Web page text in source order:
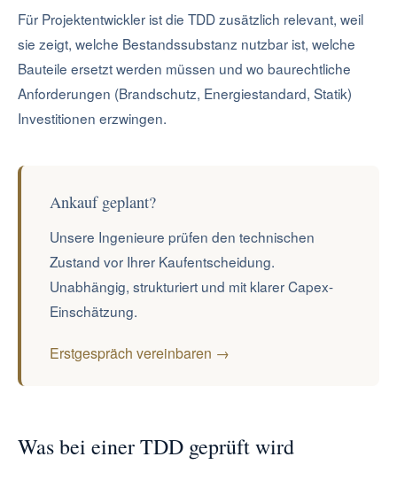
Für Projektentwickler ist die TDD zusätzlich relevant, weil
sie zeigt, welche Bestandssubstanz nutzbar ist, welche
Bauteile ersetzt werden müssen und wo baurechtliche
Anforderungen (Brandschutz, Energiestandard, Statik)
Investitionen erzwingen.
Ankauf geplant?
Unsere Ingenieure prüfen den technischen
Zustand vor Ihrer Kaufentscheidung.
Unabhängig, strukturiert und mit klarer Capex-
Einschätzung.
Erstgespräch vereinbaren →
Was bei einer TDD geprüft wird